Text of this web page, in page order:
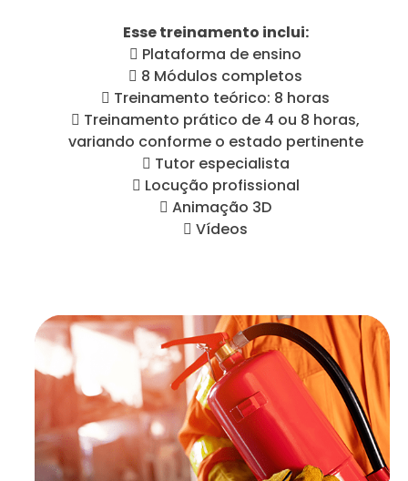
Esse treinamento inclui:
 Plataforma de ensino
 8 Módulos completos
 Treinamento teórico: 8 horas
 Treinamento prático de 4 ou 8 horas,
variando conforme o estado pertinente
 Tutor especialista
 Locução profissional
 Animação 3D
 Vídeos